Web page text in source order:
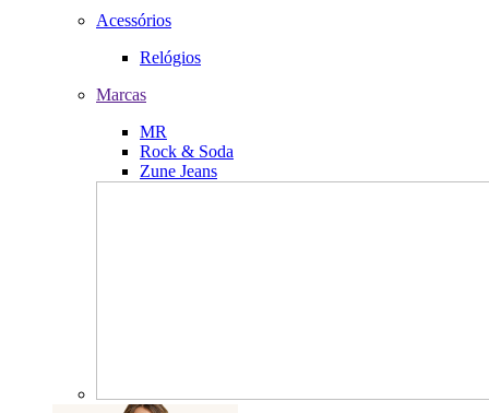
Acessórios
Relógios
Marcas
MR
Rock & Soda
Zune Jeans